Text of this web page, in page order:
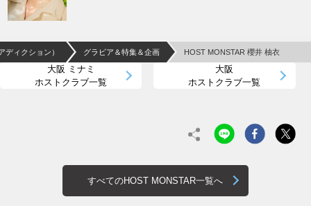
ディクション） グラビア＆特集＆企画 HOST MONSTAR 櫻井 柚衣
大阪 ミナミ
ホストクラブ一覧
大阪
ホストクラブ一覧
すべてのHOST MONSTAR一覧へ